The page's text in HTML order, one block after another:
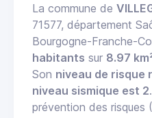
La commune de
71577, département
Bourgogne-Franche-
habitants sur 8.97
Son niveau de risque
niveau sismique est 2
prévention des risques